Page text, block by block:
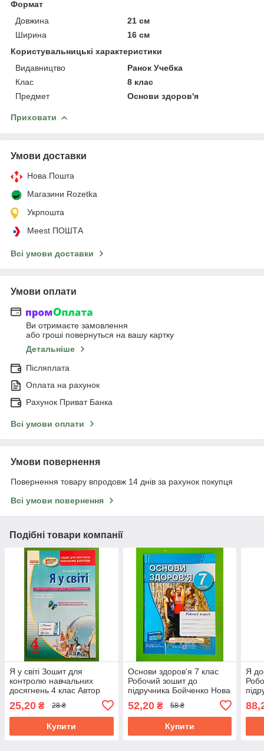
Формат
Довжина
21 см
Ширина
16 см
Користувальницькі характеристики
Видавництво
Ранок Учебка
Клас
8 клас
Предмет
Основи здоров'я
Приховати
Умови доставки
Нова Пошта
Магазини Rozetka
Укрпошта
Meest ПОШТА
Всі умови доставки
Умови оплати
Ви отримаєте замовлення
або гроші повернуться на вашу картку
Детальніше
Післяплата
Оплата на рахунок
Рахунок Приват Банка
Всі умови оплати
Умови повернення
Повернення товару впродовж 14 днів за рахунок покупця
Всі умови повернення
Подібні товари компанії
Я у світі Зошит для
контролю навчальних
досягнень 4 клас Автор
Ранок
25,20 ₴ 28 ₴
Купити
Основи здоров'я 7 клас
Робочий зошит до
підручника Бойченко Нова
52,20₴ 58 ₴
Купити
Я